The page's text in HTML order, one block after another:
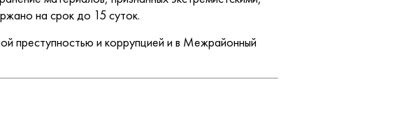
на срок до 15 суток.
преступностью и коррупцией и в Межрайонный